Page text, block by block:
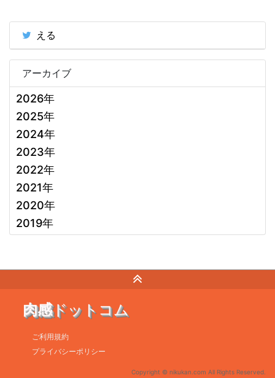
える
アーカイブ
2026年
2025年
2024年
2023年
2022年
2021年
2020年
2019年
肉感ドットコム
ご利用規約
プライバシーポリシー
Copyright © nikukan.com All Rights Reserved.